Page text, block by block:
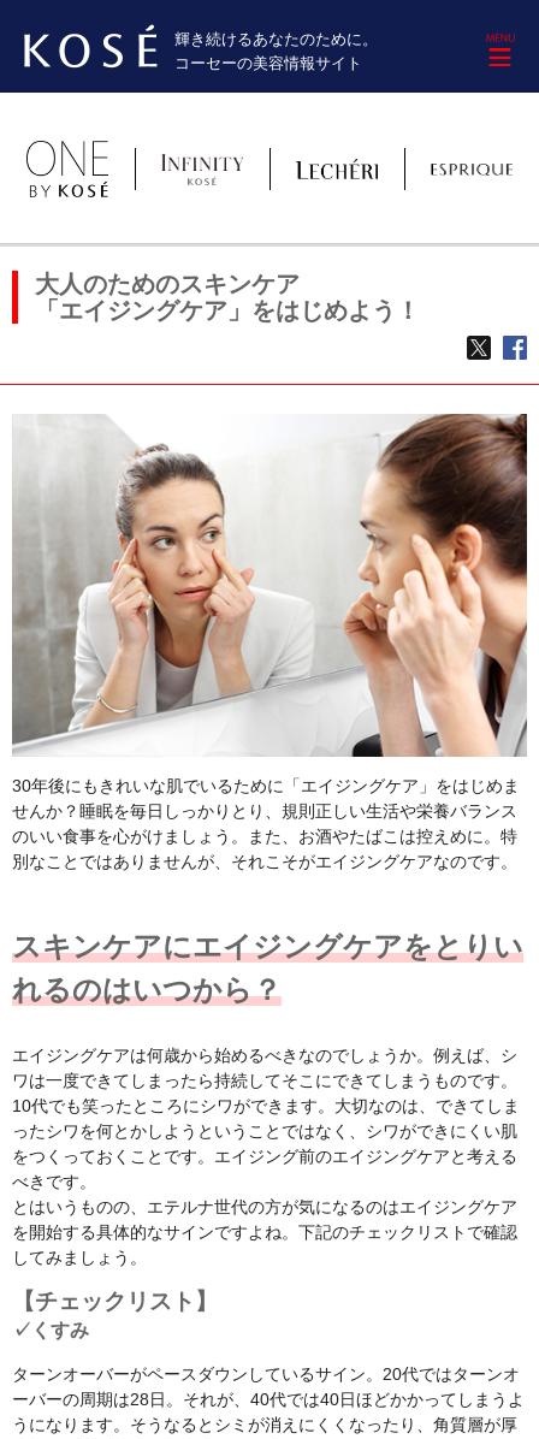
輝き続けるあなたのために。
コーセーの美容情報サイト
大人のためのスキンケア
「エイジングケア」をはじめよう！
30年後にもきれいな肌でいるために「エイジングケア」をはじめま
せんか？睡眠を毎日しっかりとり、規則正しい生活や栄養バランス
のいい食事を心がけましょう。また、お酒やたばこは控えめに。特
別なことではありませんが、それこそがエイジングケアなのです。
スキンケアにエイジングケアをとりい
れるのはいつから？
エイジングケアは何歳から始めるべきなのでしょうか。例えば、シ
ワは一度できてしまったら持続してそこにできてしまうものです。
10代でも笑ったところにシワができます。大切なのは、できてしま
ったシワを何とかしようということではなく、シワができにくい肌
をつくっておくことです。エイジング前のエイジングケアと考える
べきです。
とはいうものの、エテルナ世代の方が気になるのはエイジングケア
を開始する具体的なサインですよね。下記のチェックリストで確認
してみましょう。
【チェックリスト】
✓くすみ
ターンオーバーがペースダウンしているサイン。20代ではターンオ
ーバーの周期は28日。それが、40代では40日ほどかかってしまうよ
うになります。そうなるとシミが消えにくくなったり、角質層が厚